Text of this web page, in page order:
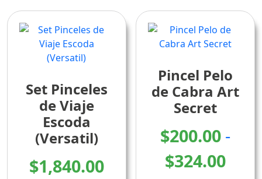
$438.00
hasta
opciones
Set Pinceles
de Viaje
Escoda
(Versatil)
$1,840.00
Pincel Pelo
de Cabra Art
Secret
$200.00 -
$324.00